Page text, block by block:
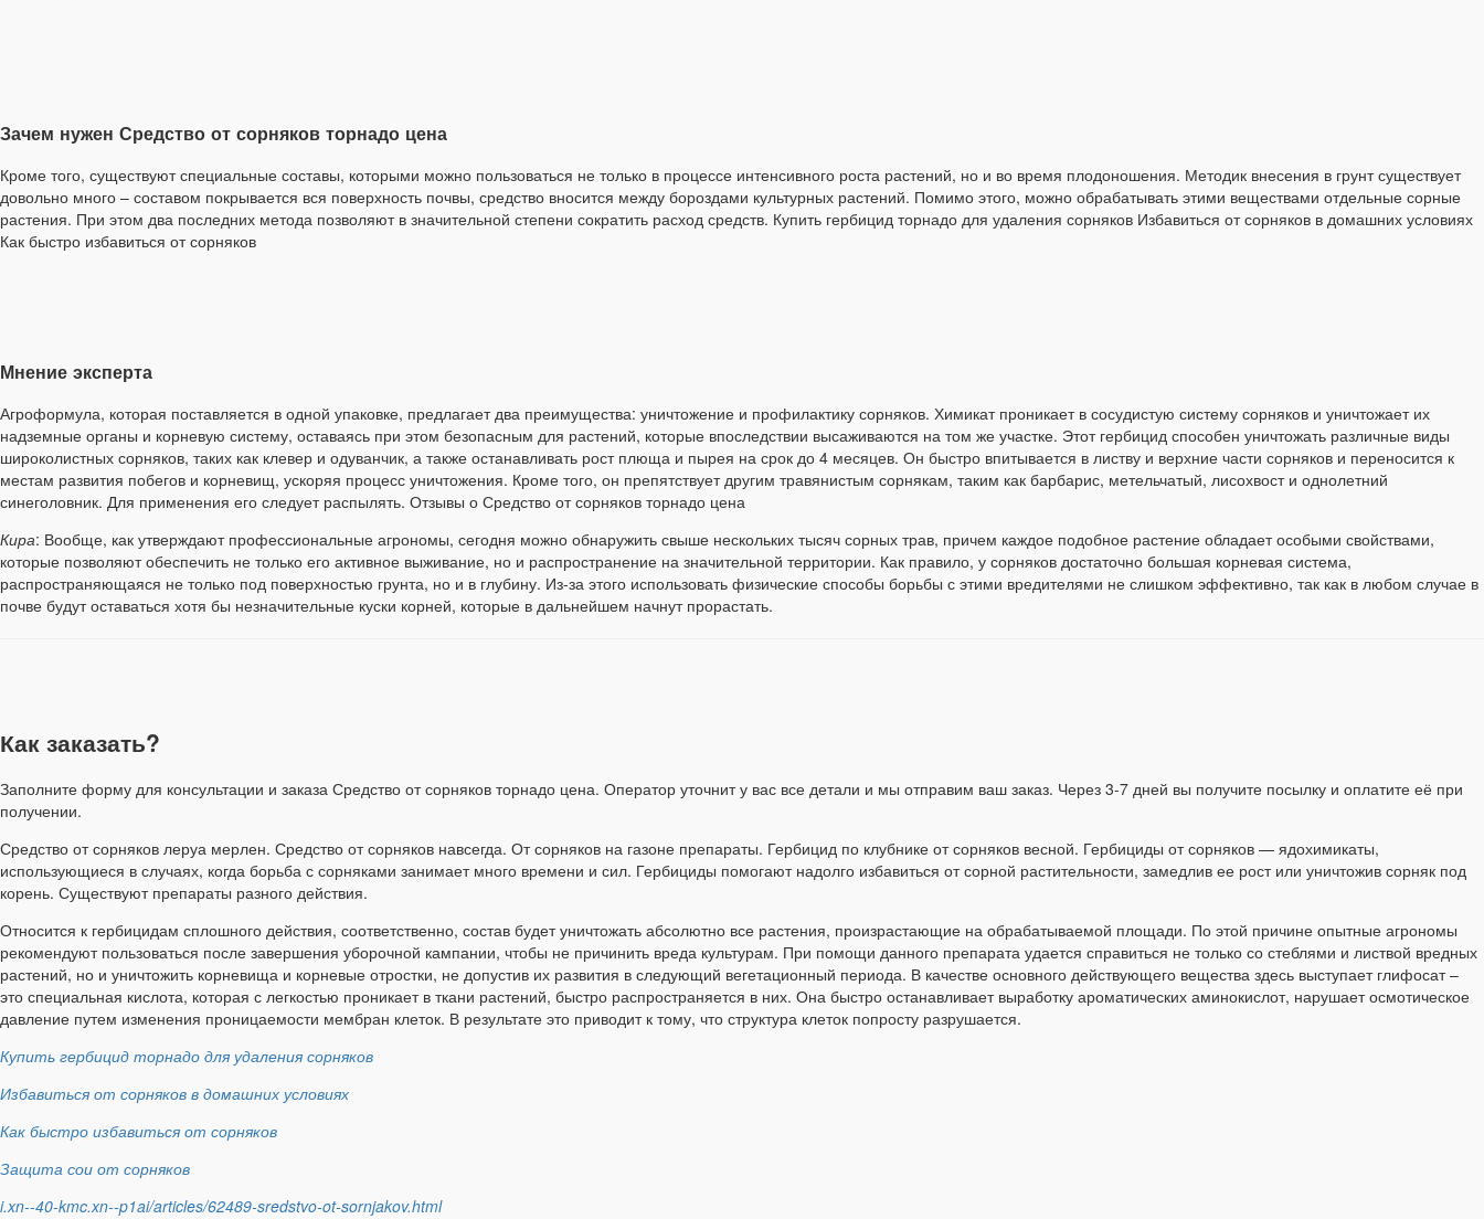
Зачем нужен Средство от сорняков торнадо цена
Кроме того, существуют специальные составы, которыми можно пользоваться не только в процессе интенсивного роста растений, но и во время плодоношения. Методик внесения в грунт существует
довольно много – составом покрывается вся поверхность почвы, средство вносится между бороздами культурных растений. Помимо этого, можно обрабатывать этими веществами отдельные сорные
растения. При этом два последних метода позволяют в значительной степени сократить расход средств. Купить гербицид торнадо для удаления сорняков Избавиться от сорняков в домашних условиях
Как быстро избавиться от сорняков
Мнение эксперта
Агроформула, которая поставляется в одной упаковке, предлагает два преимущества: уничтожение и профилактику сорняков. Химикат проникает в сосудистую систему сорняков и уничтожает их
надземные органы и корневую систему, оставаясь при этом безопасным для растений, которые впоследствии высаживаются на том же участке. Этот гербицид способен уничтожать различные виды
широколистных сорняков, таких как клевер и одуванчик, а также останавливать рост плюща и пырея на срок до 4 месяцев. Он быстро впитывается в листву и верхние части сорняков и переносится к
местам развития побегов и корневищ, ускоряя процесс уничтожения. Кроме того, он препятствует другим травянистым сорнякам, таким как барбарис, метельчатый, лисохвост и однолетний
синеголовник. Для применения его следует распылять. Отзывы о Средство от сорняков торнадо цена
Кира: Вообще, как утверждают профессиональные агрономы, сегодня можно обнаружить свыше нескольких тысяч сорных трав, причем каждое подобное растение обладает особыми свойствами,
которые позволяют обеспечить не только его активное выживание, но и распространение на значительной территории. Как правило, у сорняков достаточно большая корневая система,
распространяющаяся не только под поверхностью грунта, но и в глубину. Из-за этого использовать физические способы борьбы с этими вредителями не слишком эффективно, так как в любом случае в
почве будут оставаться хотя бы незначительные куски корней, которые в дальнейшем начнут прорастать.
Как заказать?
Заполните форму для консультации и заказа Средство от сорняков торнадо цена. Оператор уточнит у вас все детали и мы отправим ваш заказ. Через 3-7 дней вы получите посылку и оплатите её при
получении.
Средство от сорняков леруа мерлен. Средство от сорняков навсегда. От сорняков на газоне препараты. Гербицид по клубнике от сорняков весной. Гербициды от сорняков — ядохимикаты,
использующиеся в случаях, когда борьба с сорняками занимает много времени и сил. Гербициды помогают надолго избавиться от сорной растительности, замедлив ее рост или уничтожив сорняк под
корень. Существуют препараты разного действия.
Относится к гербицидам сплошного действия, соответственно, состав будет уничтожать абсолютно все растения, произрастающие на обрабатываемой площади. По этой причине опытные агрономы
рекомендуют пользоваться после завершения уборочной кампании, чтобы не причинить вреда культурам. При помощи данного препарата удается справиться не только со стеблями и листвой вредных
растений, но и уничтожить корневища и корневые отростки, не допустив их развития в следующий вегетационный периода. В качестве основного действующего вещества здесь выступает глифосат –
это специальная кислота, которая с легкостью проникает в ткани растений, быстро распространяется в них. Она быстро останавливает выработку ароматических аминокислот, нарушает осмотическое
давление путем изменения проницаемости мембран клеток. В результате это приводит к тому, что структура клеток попросту разрушается.
Купить гербицид торнадо для удаления сорняков
Избавиться от сорняков в домашних условиях
Как быстро избавиться от сорняков
Защита сои от сорняков
i.xn--40-kmc.xn--p1ai/articles/62489-sredstvo-ot-sornjakov.html